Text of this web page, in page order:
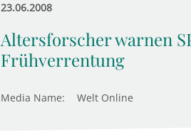
23.06.2008
Altersforscher warnen
Frühverrentung
Media Name: Welt Online